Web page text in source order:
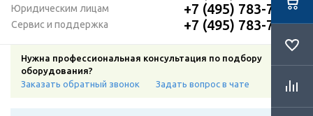
Юридическим лицам +7 (495) 783-72-87
Сервис и поддержка +7 (495) 783-72-87
Нужна профессиональная консультация по подбору
оборудования?
Заказать обратный звонок
Задать вопрос в чате